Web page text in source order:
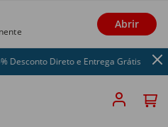
Abrir
Direto e Entrega Grátis